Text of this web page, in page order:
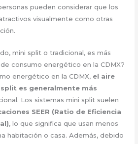
pueden considerar que los
visualmente como otras
mini split o tradicional, es más
consumo energético en la CDMX?
energético en la CDMX, el aire
es generalmente más
Los sistemas mini split suelen
SEER (Ratio de Eficiencia
, lo que significa que usan menos
habitación o casa. Además, debido